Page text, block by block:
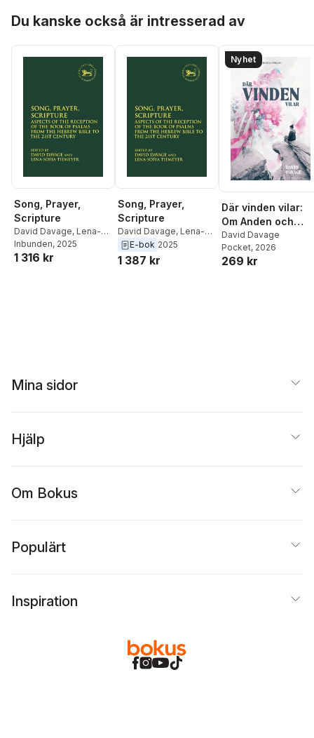
Du kanske också är intresserad av
Song, Prayer,
Scripture
David Davage, Lena-
Sofia Tiemeyer
Inbunden, 2025
1 316 kr
Song, Prayer,
Scripture
David Davage, Lena-
Sofia Tiemeyer
E-bok 2025
1 387 kr
Nyhet
Där vinden vilar:
Om Anden och
skapelsen
David Davage
Pocket, 2026
269 kr
Mina sidor
Hjälp
Om Bokus
Populärt
Inspiration